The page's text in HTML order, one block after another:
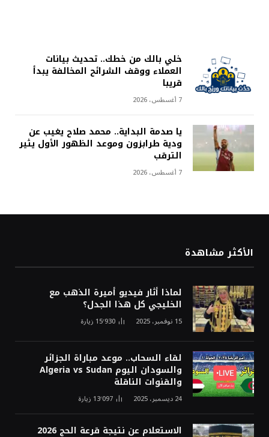
خلي بالك من خطك.. تحديث بيانات
العملاء ووقف الشرائح المخالفة يبدأ
قريبا
7 أغسطس، 2026
يا صدمة البداية.. محمد صلاح يغيب عن
ودية طرابزون وموعد الظهور الأول يثير
الترقب
7 أغسطس، 2026
الأكثر مشاهدة
لماذا أثار فيديو أميرة الذهب مع
الخليجي كل هذا الجدل؟
15 نوفمبر، 2025 15٬930 زيارة
لقاء السحاب.. موعد مباراة الجزائر
والسودان اليوم Algeria vs Sudan
والقنوات الناقلة
24 ديسمبر، 2025 13٬097 زيارة
الاستعلام عن نتيجة قرعة الحج 2026